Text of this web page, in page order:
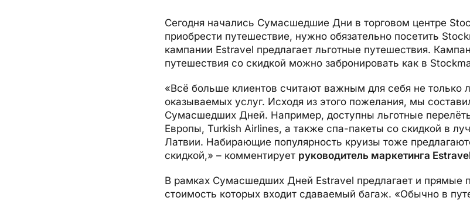
Сегодня начались Сумасшедшие Дни в торговом центре
приобрести путешествие, нужно обязательно посетить
кампании Estravel предлагает льготные путешествия.
путешествия со скидкой можно забронировать как в
«Всё больше клиентов считают важным для себя не только
оказываемых услуг. Исходя из этого пожелания, мы
Сумасшедших Дней. Например, доступны льготные
Европы, Turkish Airlines, а также спа-пакеты со скидкой в
Латвии. Набирающие популярность круизы тоже
скидкой,» – комментирует руководитель маркетинга
В рамках Сумасшедших Дней Estravel предлагает и прямые
стоимость которых входит сдаваемый багаж. «Обычно в